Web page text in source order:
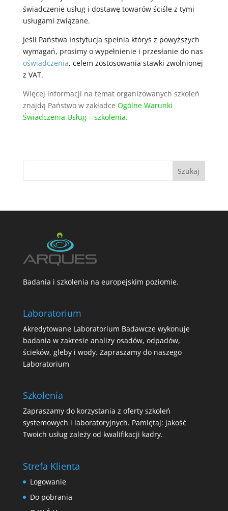
świadczenie usług i dostawę towarów ściśle z tymi
usługami związane.
Jeśli Państwa Instytucja spełnia któryś z powyższych
wymagań, prosimy o wypełnienie i przesłanie do nas
oświadczenia, celem zostosowania stawki zwolnionej
z VAT.
Więcej informacji na temat organizowanych szkoleń
znajdą Państwo w zakładce Ogólne Warunki
Świadczenia Usług – szkolenia.
Badania i szkolenia na europejskim poziomie.
Laboratorium
Akredytowane Laboratorium Badawcze wykonuje
badania w zakresie analizy osadów, odpadów,
ścieków, gleby i wody. Zapraszamy do naszego
Laboratorium
Szkolenia
Zapraszamy do korzystania z oferty szkoleń
systemowych i laboratoryjnych. Pamiętaj: jakość
Twoich usług zależy od kwalifikacji kadry.
Strefa Klienta
Logowanie
Do pobrania